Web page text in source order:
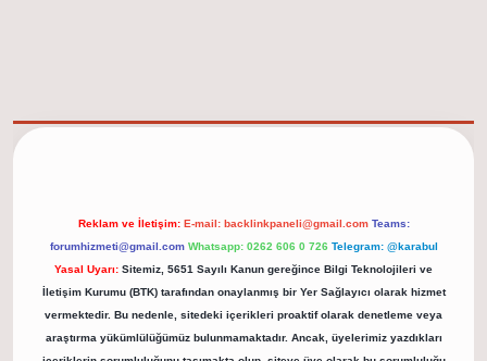
Reklam ve İletişim: E-mail: backlinkpaneli@gmail.com Teams:
forumhizmeti@gmail.com Whatsapp: 0262 606 0 726 Telegram: @karabul
Yasal Uyarı: Sitemiz, 5651 Sayılı Kanun gereğince Bilgi Teknolojileri ve
İletişim Kurumu (BTK) tarafından onaylanmış bir Yer Sağlayıcı olarak hizmet
vermektedir. Bu nedenle, sitedeki içerikleri proaktif olarak denetleme veya
araştırma yükümlülüğümüz bulunmamaktadır. Ancak, üyelerimiz yazdıkları